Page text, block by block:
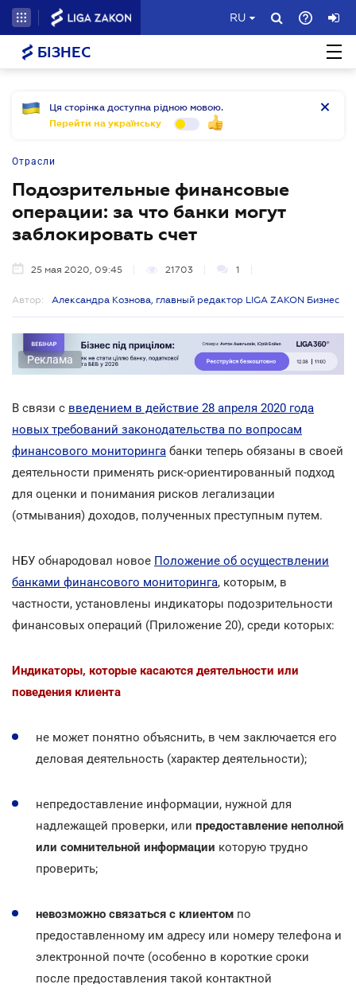
RU
БІЗНЕС
Ця сторінка доступна рідною мовою.
Перейти на українську
Отрасли
Подозрительные финансовые
операции: за что банки могут
заблокировать счет
25 мая 2020, 09:45 21703 1
Автор: Александра Кознова, главный редактор LIGA ZAKON Бизнес
Реклама
В связи с введением в действие 28 апреля 2020 года
новых требований законодательства по вопросам
финансового мониторинга банки теперь обязаны в своей
деятельности применять риск-ориентированный подход
для оценки и понимания рисков легализации
(отмывания) доходов, полученных преступным путем.
НБУ обнародовал новое Положение об осуществлении
банками финансового мониторинга, которым, в
частности, установлены индикаторы подозрительности
финансовых операций (Приложение 20), среди которых:
Индикаторы, которые касаются деятельности или
поведения клиента
не может понятно объяснить, в чем заключается его
деловая деятельность (характер деятельности);
непредоставление информации, нужной для
надлежащей проверки, или предоставление неполной
или сомнительной информации которую трудно
проверить;
невозможно связаться с клиентом по
предоставленному им адресу или номеру телефона и
электронной почте (особенно в короткие сроки
после предоставления такой контактной